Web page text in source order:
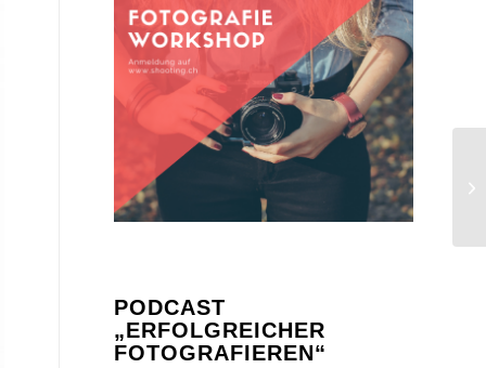
PODCAST
„ERFOLGREICHER
FOTOGRAFIEREN“